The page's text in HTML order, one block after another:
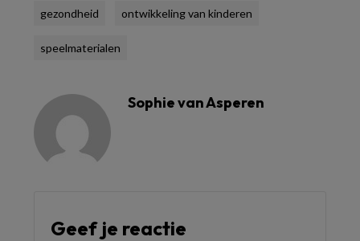
gezondheid ontwikkeling van kinderen
speelmaterialen
Sophie van Asperen
Geef je reactie